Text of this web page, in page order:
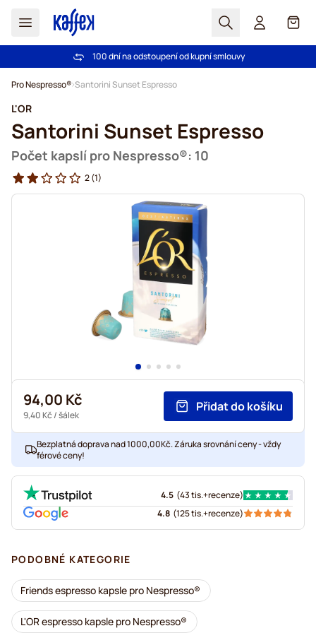
Hledat Košík
Bezplatná doprava nad 1000,00Kč
100 dní na odstoupení od kupní smlouvy
Pro Nespresso® Santorini Sunset Espresso
L'OR
Santorini Sunset Espresso
Počet kapslí pro Nespresso®: 10
2(1)
94,00 Kč
9,40 Kč / šálek
Přidat do košíku
Bezplatná doprava nad 1000,00Kč. Záruka srovnání ceny - vždy
férové ceny!
4.5 (43 tis.+recenze)
4.8 (125 tis.+recenze)
PODOBNÉ KATEGORIE
Friends espresso kapsle pro Nespresso®
L'OR espresso kapsle pro Nespresso®